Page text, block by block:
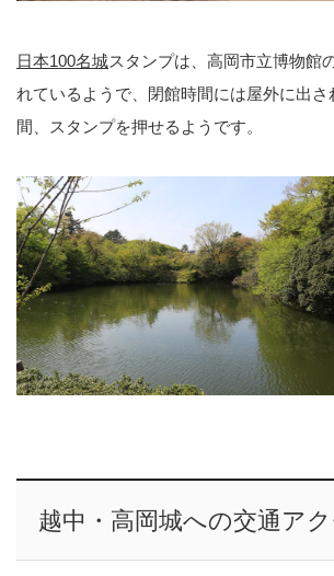
日本100名城スタンプは、高岡市立博物館
れているようで、閉館時間には屋外に出さ
間、スタンプを押せるようです。
越中・高岡城への交通ア